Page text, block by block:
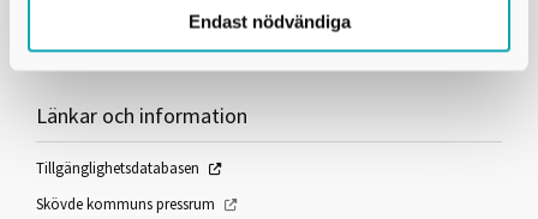
Endast nödvändiga
Felanmälan dygnet runt:
0500 - 49 97 00
skovdekommun@skovde.se
Länkar och information
Tillgänglighetsdatabasen
Skövde kommuns pressrum